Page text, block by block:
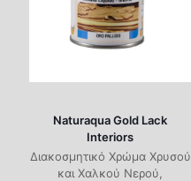
Naturaqua Gold Lack
Interiors
Διακοσμητικό Χρώμα Χρυσού
και Χαλκού Νερού,